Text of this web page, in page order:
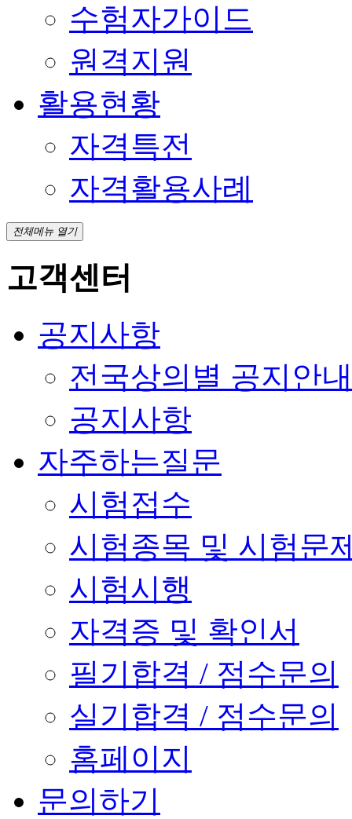
수험자가이드
원격지원
활용현황
자격특전
자격활용사례
전체메뉴 열기
고객센터
공지사항
전국상의별 공지안내
공지사항
자주하는질문
시험접수
시험종목 및 시험문
시험시행
자격증 및 확인서
필기합격 / 점수문의
실기합격 / 점수문의
홈페이지
문의하기